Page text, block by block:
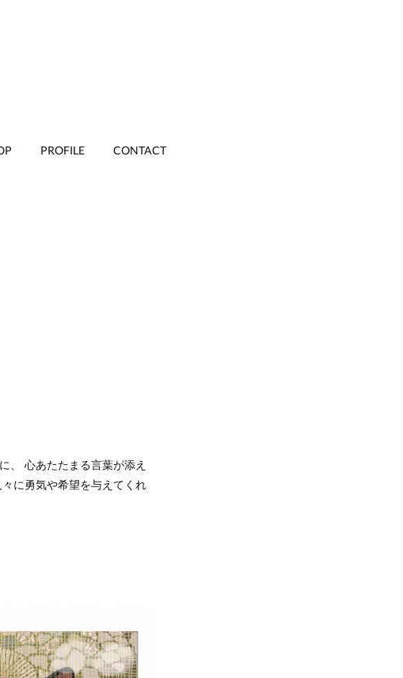
PROFILE CONTACT
、 心あたたまる言葉が添え
に勇気や希望を与えてくれ